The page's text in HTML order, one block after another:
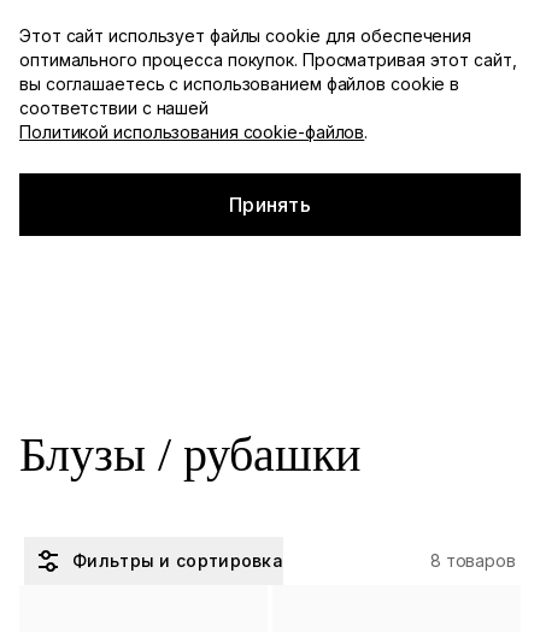
Москве
YDSHKN
Каталог
Блузы / рубашки
Фильтры и сортировка 8 товаров
Этот сайт использует файлы cookie для обеспечения
оптимального процесса покупок. Просматривая этот сайт,
вы соглашаетесь с использованием файлов cookie в
соответствии с нашей
Политикой использования cookie-файлов.
Принять